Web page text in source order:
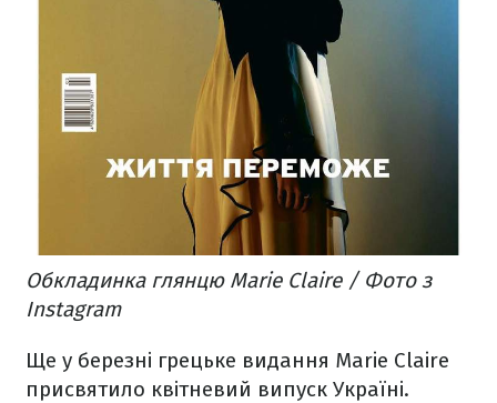
Обкладинка глянцю Мarie Сlaire / Фото з
Instagram
Ще у березні грецьке видання Marie Claire
присвятило квітневий випуск Україні.